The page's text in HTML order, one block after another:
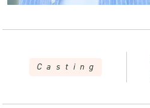
Casting